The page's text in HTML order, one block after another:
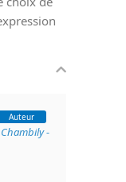
Auteur
Chambily -